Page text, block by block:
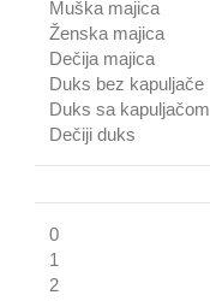
Muška majica
Ženska majica
Dečija majica
Duks bez kapuljače
Duks sa kapuljačom
Dečiji duks
0
1
2